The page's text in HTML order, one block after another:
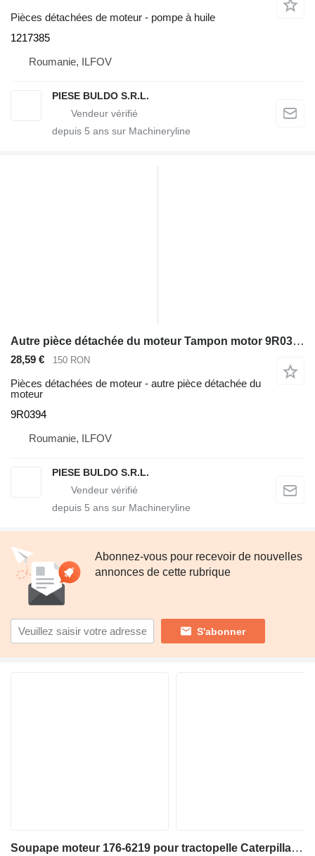
Pièces détachées de moteur - pompe à huile
1217385
Roumanie, ILFOV
PIESE BULDO S.R.L.
depuis 5 ans sur Machineryline
Autre pièce détachée du moteur Tampon motor 9R0394 pour tractopelle Caterpillar 416B , 416C , 416D , 420D
28,59 € 150 RON
Pièces détachées de moteur - autre pièce détachée du
moteur
9R0394
Roumanie, ILFOV
PIESE BULDO S.R.L.
depuis 5 ans sur Machineryline
Abonnez-vous pour recevoir de nouvelles
annonces de cette rubrique
S'abonner
Soupape moteur 176-6219 pour tractopelle Caterpillar 416D/420D/430F/416E/420F/444E/TH